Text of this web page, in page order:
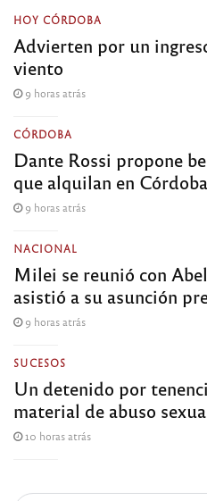
HOY CÓRDOBA
Advierten por un
viento
9 horas atrás
CÓRDOBA
Dante Rossi propone
que alquilan en Córdoba
9 horas atrás
NACIONAL
Milei se reunió con
asistió a su asunción
9 horas atrás
SUCESOS
Un detenido por
material de abuso
10 horas atrás